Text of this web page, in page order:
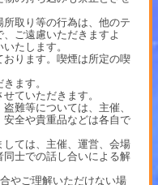
所取り等の行為は、他のテ
ご遠慮いただきますよ
たします。
おります。喫煙は所定の喫
ます。
ていただきます。
難等については、主催、
全や貴重品などは各自で
しては、主催、運営、会場
士での話し合いによる解
やご理解いただけない場